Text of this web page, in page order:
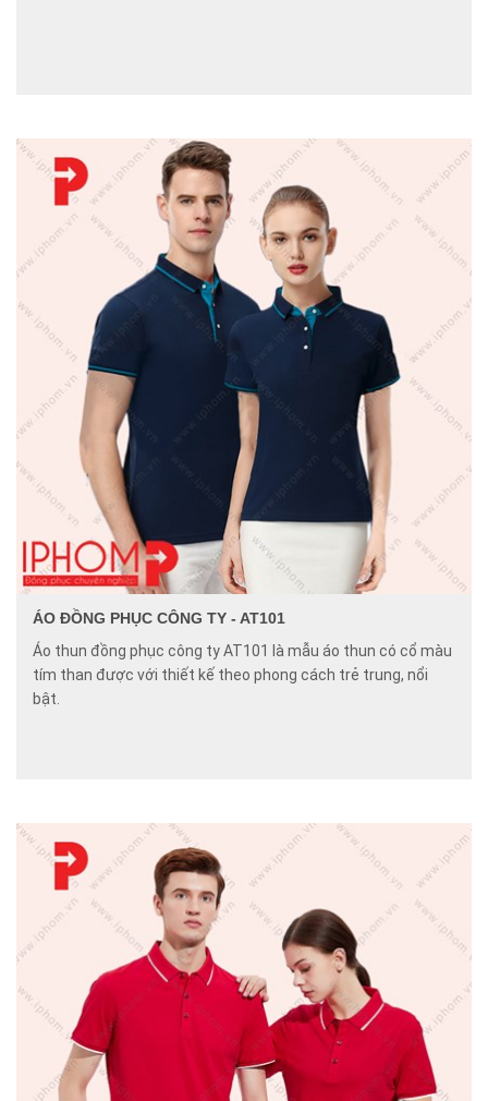
ÁO ĐỒNG PHỤC CÔNG TY - AT101
Áo thun đồng phục công ty AT101 là mẫu áo thun có cổ màu
tím than được với thiết kế theo phong cách trẻ trung, nổi
bật.